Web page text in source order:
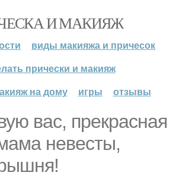
И МАКИЯЖ
виды макияжа и причесок
прически и макияж
на дому
игры отзывы
вас, прекрасная
невесты,